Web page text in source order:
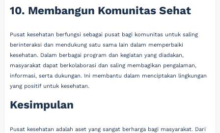
10. Membangun Komunitas Sehat
Pusat kesehatan berfungsi sebagai pusat bagi komunitas untuk saling
berinteraksi dan mendukung satu sama lain dalam memperbaiki
kesehatan. Dalam berbagai program dan kegiatan yang diadakan,
masyarakat dapat berkolaborasi dan saling membagikan pengalaman,
informasi, serta dukungan. Ini membantu dalam menciptakan lingkungan
yang positif untuk kesehatan.
Kesimpulan
Pusat kesehatan adalah aset yang sangat berharga bagi masyarakat. Dari